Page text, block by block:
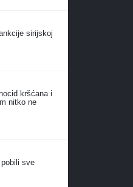
sirijskoj
kršćana i
nitko ne
sve